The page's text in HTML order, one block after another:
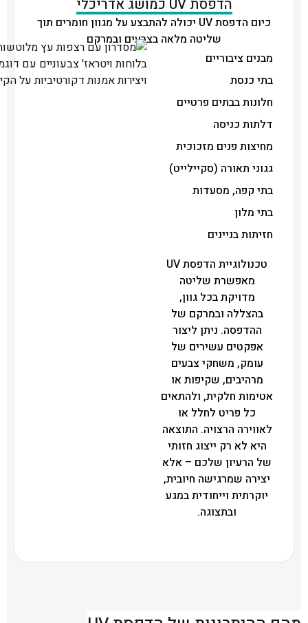
הדפסת UV כמושג אדריכלי
כיום הדפסת UV יכולה להתבצע על מגוון חומרים תוך
שליטה מלאה בצבעים ובמרקם
מבנים ציבוריים
בתי כנסת
חלונות בבתים פרטיים
דלתות כניסה
מחיצות פנים מזכוכית
גגוני תאורה (סקיילייט)
בתי קפה, מסעדות
בתי מלון
חזיתות בניינים
טכנולוגיית הדפסת UV
מאפשרת שליטה
מדויקת בכל גוון,
בהצללה ובמרקם של
ההדפסה. ניתן ליצור
אפקטים עשירים של
עומק, משחקי צבעים
מרהיבים, שקיפות או
אטימות חלקית, ולהתאים
כל פריט לחלל או
לאווירה הרצויה. התוצאה
היא לא רק ייצוג חזותי
של הרעיון שלכם – אלא
יצירה שמרגישה חיובית,
יוקרתית וייחודית במגע
ובתצוגה.